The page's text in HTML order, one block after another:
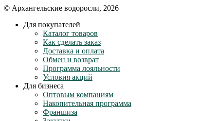
© Архангельские водоросли, 2026
Для покупателей
Каталог товаров
Как сделать заказ
Доставка и оплата
Обмен и возврат
Программа лояльности
Условия акций
Для бизнеса
Оптовым компаниям
Накопительная программа
Франшиза